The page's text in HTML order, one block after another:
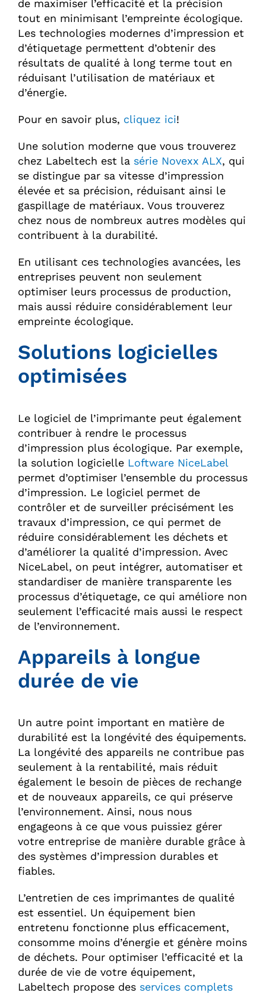
de maximiser l’efficacité et la précision
tout en minimisant l’empreinte écologique.
Les technologies modernes d’impression et
d’étiquetage permettent d’obtenir des
résultats de qualité à long terme tout en
réduisant l’utilisation de matériaux et
d’énergie.
Pour en savoir plus, cliquez ici!
Une solution moderne que vous trouverez
chez Labeltech est la série Novexx ALX, qui
se distingue par sa vitesse d’impression
élevée et sa précision, réduisant ainsi le
gaspillage de matériaux. Vous trouverez
chez nous de nombreux autres modèles qui
contribuent à la durabilité.
En utilisant ces technologies avancées, les
entreprises peuvent non seulement
optimiser leurs processus de production,
mais aussi réduire considérablement leur
empreinte écologique.
Solutions logicielles
optimisées
Le logiciel de l’imprimante peut également
contribuer à rendre le processus
d’impression plus écologique. Par exemple,
la solution logicielle Loftware NiceLabel
permet d’optimiser l’ensemble du processus
d’impression. Le logiciel permet de
contrôler et de surveiller précisément les
travaux d’impression, ce qui permet de
réduire considérablement les déchets et
d’améliorer la qualité d’impression. Avec
NiceLabel, on peut intégrer, automatiser et
standardiser de manière transparente les
processus d’étiquetage, ce qui améliore non
seulement l’efficacité mais aussi le respect
de l’environnement.
Appareils à longue
durée de vie
Un autre point important en matière de
durabilité est la longévité des équipements.
La longévité des appareils ne contribue pas
seulement à la rentabilité, mais réduit
également le besoin de pièces de rechange
et de nouveaux appareils, ce qui préserve
l’environnement. Ainsi, nous nous
engageons à ce que vous puissiez gérer
votre entreprise de manière durable grâce à
des systèmes d’impression durables et
fiables.
L’entretien de ces imprimantes de qualité
est essentiel. Un équipement bien
entretenu fonctionne plus efficacement,
consomme moins d’énergie et génère moins
de déchets. Pour optimiser l’efficacité et la
durée de vie de votre équipement,
Labeltech propose des services complets